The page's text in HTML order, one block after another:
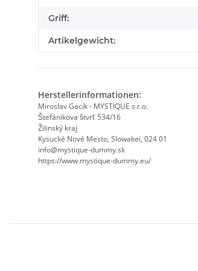
Griff:
Artikelgewicht:
Herstellerinformationen:
Miroslav Gacík - MYSTIQUE s.r.o.
Štefánikova štvrť 534/16
Žilinský kraj
Kysucké Nové Mesto, Slowakei, 024 01
info@mystique-dummy.sk
https://www.mystique-dummy.eu/